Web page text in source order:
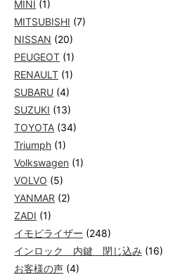
MINI (1)
MITSUBISHI (7)
NISSAN (20)
PEUGEOT (1)
RENAULT (1)
SUBARU (4)
SUZUKI (13)
TOYOTA (34)
Triumph (1)
Volkswagen (1)
VOLVO (5)
YANMAR (2)
ZADI (1)
イモビライザー (248)
インロック 内鍵 閉じ込み (16)
お客様の声 (4)